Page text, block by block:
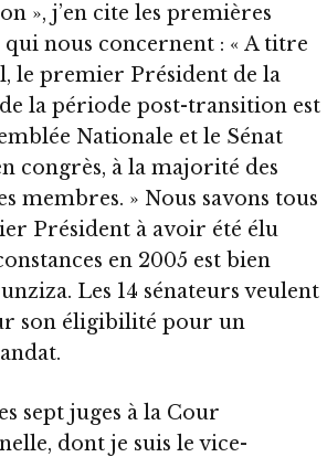
», j’en cite les premières
qui nous concernent : « A titre
le premier Président de la
la période post-transition est
Nationale et le Sénat
congrès, à la majorité des
membres. » Nous savons tous
Président à avoir été élu
en 2005 est bien
Les 14 sénateurs veulent
son éligibilité pour un
sept juges à la Cour
dont je suis le vice-